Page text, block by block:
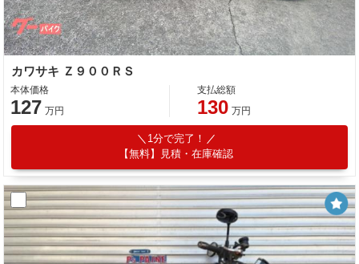
カワサキ Ｚ９００ＲＳ
本体価格
127 万円
支払総額
130 万円
1分で完了！
【無料】見積・在庫確認